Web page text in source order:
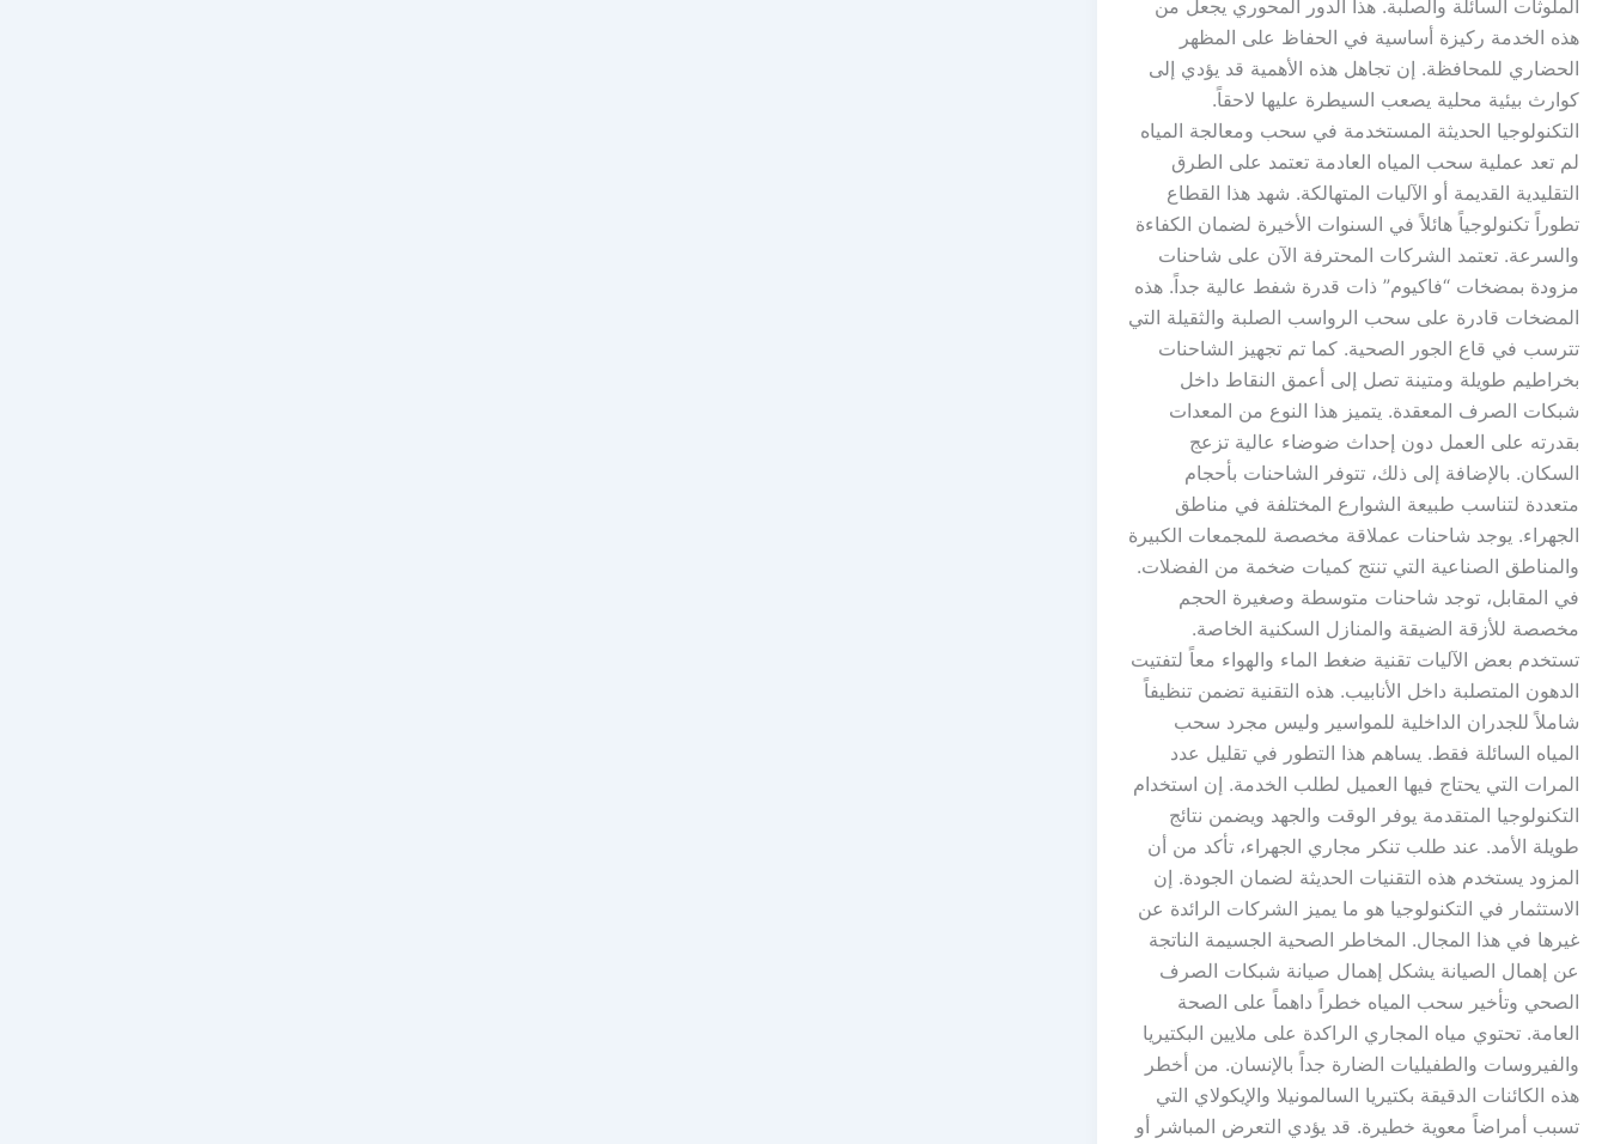
الملوثات السائلة والصلبة. هذا الدور المحوري يجعل من
هذه الخدمة ركيزة أساسية في الحفاظ على المظهر
الحضاري للمحافظة. إن تجاهل هذه الأهمية قد يؤدي إلى
كوارث بيئية محلية يصعب السيطرة عليها لاحقاً.
التكنولوجيا الحديثة المستخدمة في سحب ومعالجة المياه
لم تعد عملية سحب المياه العادمة تعتمد على الطرق
التقليدية القديمة أو الآليات المتهالكة. شهد هذا القطاع
تطوراً تكنولوجياً هائلاً في السنوات الأخيرة لضمان الكفاءة
والسرعة. تعتمد الشركات المحترفة الآن على شاحنات
مزودة بمضخات “فاكيوم” ذات قدرة شفط عالية جداً. هذه
المضخات قادرة على سحب الرواسب الصلبة والثقيلة التي
تترسب في قاع الجور الصحية. كما تم تجهيز الشاحنات
بخراطيم طويلة ومتينة تصل إلى أعمق النقاط داخل
شبكات الصرف المعقدة. يتميز هذا النوع من المعدات
بقدرته على العمل دون إحداث ضوضاء عالية تزعج
السكان. بالإضافة إلى ذلك، تتوفر الشاحنات بأحجام
متعددة لتناسب طبيعة الشوارع المختلفة في مناطق
الجهراء. يوجد شاحنات عملاقة مخصصة للمجمعات الكبيرة
والمناطق الصناعية التي تنتج كميات ضخمة من الفضلات.
في المقابل، توجد شاحنات متوسطة وصغيرة الحجم
مخصصة للأزقة الضيقة والمنازل السكنية الخاصة.
تستخدم بعض الآليات تقنية ضغط الماء والهواء معاً لتفتيت
الدهون المتصلبة داخل الأنابيب. هذه التقنية تضمن تنظيفاً
شاملاً للجدران الداخلية للمواسير وليس مجرد سحب
المياه السائلة فقط. يساهم هذا التطور في تقليل عدد
المرات التي يحتاج فيها العميل لطلب الخدمة. إن استخدام
التكنولوجيا المتقدمة يوفر الوقت والجهد ويضمن نتائج
طويلة الأمد. عند طلب تنكر مجاري الجهراء، تأكد من أن
المزود يستخدم هذه التقنيات الحديثة لضمان الجودة. إن
الاستثمار في التكنولوجيا هو ما يميز الشركات الرائدة عن
غيرها في هذا المجال. المخاطر الصحية الجسيمة الناتجة
عن إهمال الصيانة يشكل إهمال صيانة شبكات الصرف
الصحي وتأخير سحب المياه خطراً داهماً على الصحة
العامة. تحتوي مياه المجاري الراكدة على ملايين البكتيريا
والفيروسات والطفيليات الضارة جداً بالإنسان. من أخطر
هذه الكائنات الدقيقة بكتيريا السالمونيلا والإيكولاي التي
تسبب أمراضاً معوية خطيرة. قد يؤدي التعرض المباشر أو